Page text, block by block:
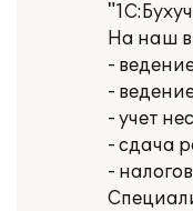
На наш
-
-
- учет
- сдача
-